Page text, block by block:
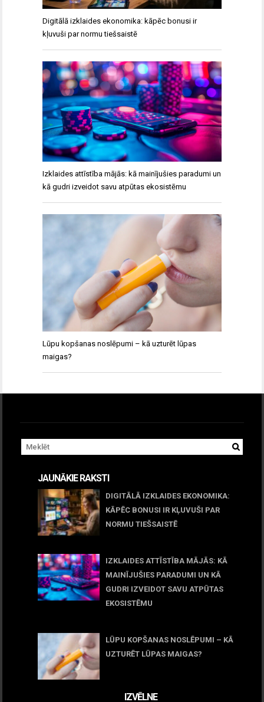
Digitālā izklaides ekonomika: kāpēc bonusi ir
kļuvuši par normu tiešsaistē
Izklaides attīstība mājās: kā mainījušies paradumi un
kā gudri izveidot savu atpūtas ekosistēmu
Lūpu kopšanas noslēpumi – kā uzturēt lūpas
maigas?
JAUNĀKIE RAKSTI
DIGITĀLĀ IZKLAIDES EKONOMIKA:
KĀPĒC BONUSI IR KĻUVUŠI PAR
NORMU TIEŠSAISTĒ
IZKLAIDES ATTĪSTĪBA MĀJĀS: KĀ
MAINĪJUŠIES PARADUMI UN KĀ
GUDRI IZVEIDOT SAVU ATPŪTAS
EKOSISTĒMU
LŪPU KOPŠANAS NOSLĒPUMI – KĀ
UZTURĒT LŪPAS MAIGAS?
IZVĒLNE